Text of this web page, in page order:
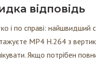
відповідь
і по справі: найшвидший
MP4 H.264 з
Якщо потрібен